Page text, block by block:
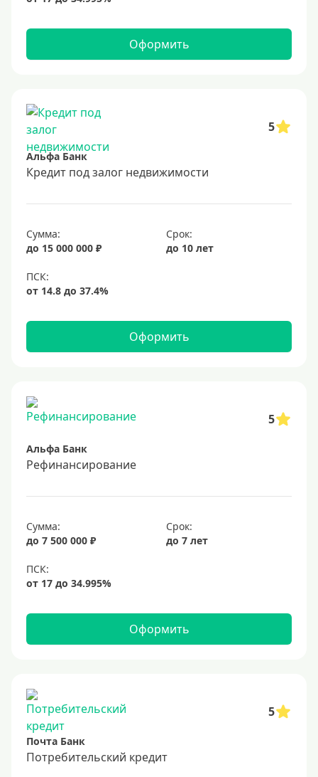
Оформить
5
Альфа Банк
Кредит под залог недвижимости
Сумма:
до 15 000 000 ₽
Срок:
до 10 лет
Оформить
5
Альфа Банк
Рефинансирование
Сумма:
до 7 500 000 ₽
Срок:
до 7 лет
Оформить
5
Почта Банк
Потребительский кредит